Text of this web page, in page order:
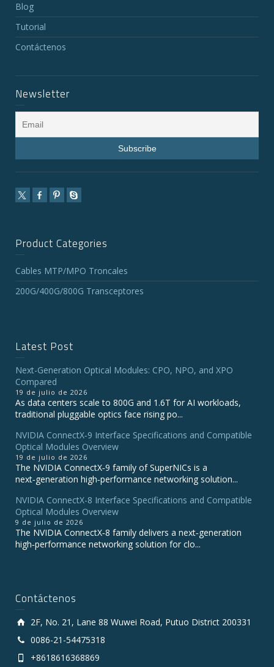
Blog
Tutorial
Contáctenos
Newsletter
Product Categories
Cables MTP/MPO Troncales
200G/400G/800G Transceptores
Latest Post
Next-Generation Optical Modules: CPO, NPO, and XPO
Compared
19 de julio de 2026
As data centers scale to 800G and 1.6T for AI workloads,
traditional pluggable optics face rising po...
NVIDIA ConnectX‑9 Interface Specifications and Compatible
Optical Modules Overview
19 de julio de 2026
The NVIDIA ConnectX‑9 family of SuperNICs is a
next‑generation high‑performance networking solution...
NVIDIA ConnectX-8 Interface Specifications and Compatible
Optical Modules Overview
9 de julio de 2026
The NVIDIA ConnectX‑8 family delivers a next‑generation
high‑performance networking solution for clo...
Contáctenos
2F, No. 21, Lane 88 Wuwei Road, Putuo District 200331
0086-21-54475318
+8618616368869